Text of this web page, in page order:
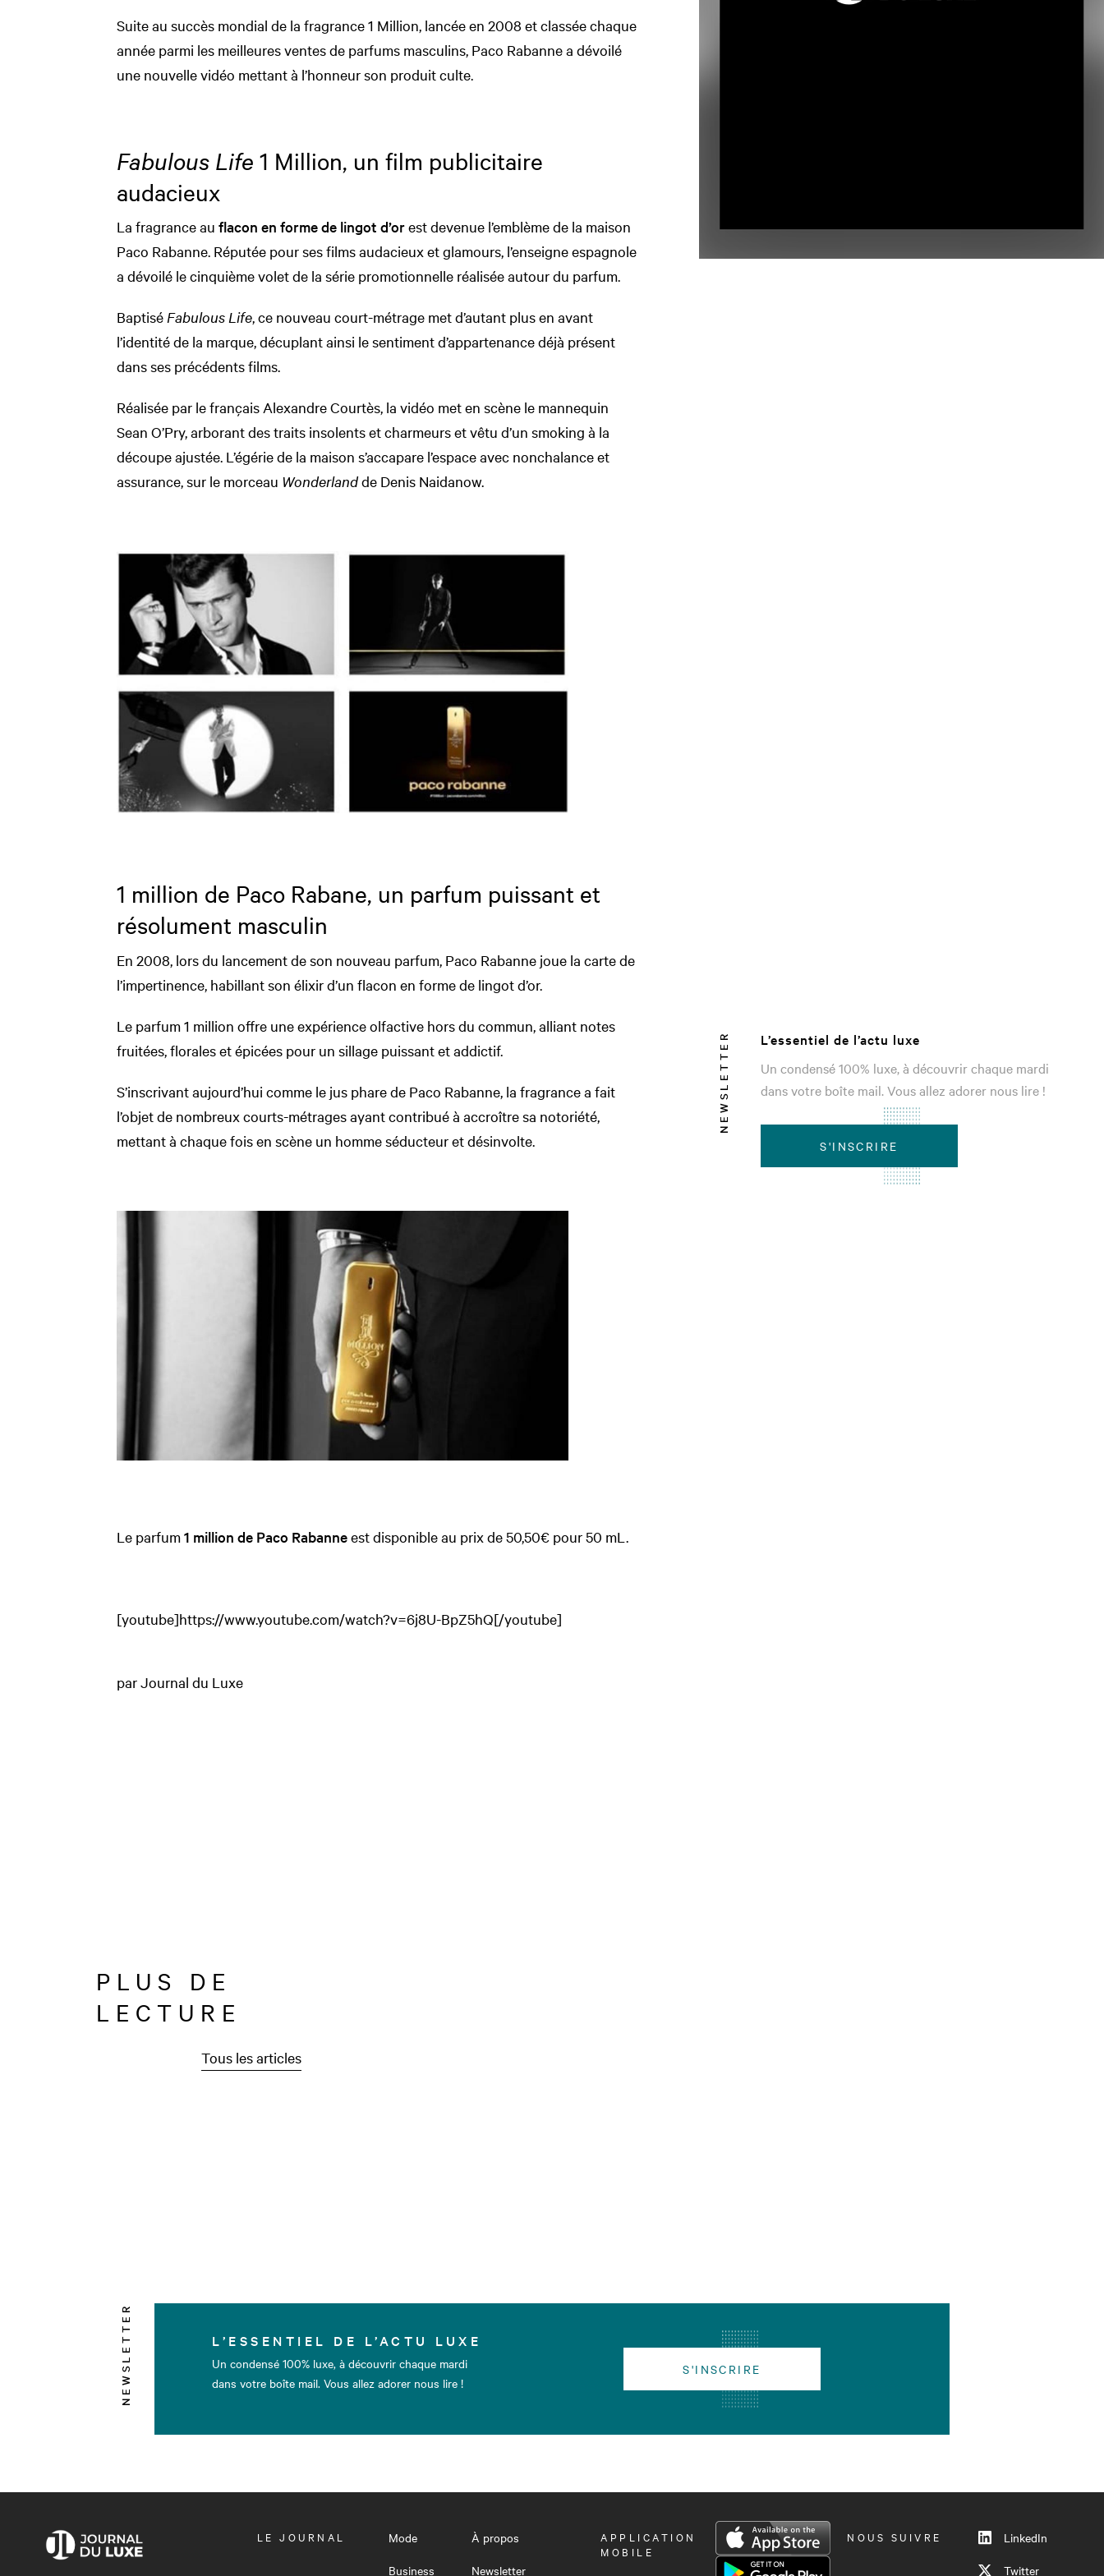
Suite au succès mondial de la fragrance 1 Million, lancée en 2008 et classée chaque
année parmi les meilleures ventes de parfums masculins, Paco Rabanne a dévoilé
une nouvelle vidéo mettant à l’honneur son produit culte.
Fabulous Life 1 Million, un film publicitaire
audacieux
La fragrance au flacon en forme de lingot d’orest devenue l’emblème de la maison
Paco Rabanne. Réputée pour ses films audacieux et glamours, l’enseigne espagnole
a dévoilé le cinquième volet de la série promotionnelle réalisée autour du parfum.
Baptisé Fabulous Life, ce nouveau court-métrage met d’autant plus en avant
l’identité de la marque, décuplant ainsi le sentiment d’appartenance déjà présent
dans ses précédents films.
Réalisée par le français Alexandre Courtès, la vidéo met en scène le mannequin
Sean O’Pry, arborant des traits insolents et charmeurs et vêtu d’un smoking à la
découpe ajustée. L’égérie de la maison s’accapare l’espace avec nonchalance et
assurance, sur le morceau Wonderlandde Denis Naidanow.
1 million de Paco Rabane, un parfum puissant et
résolument masculin
En 2008, lors du lancement de son nouveau parfum, Paco Rabanne joue la carte de
l’impertinence, habillant son élixir d’un flacon en forme de lingot d’or.
Le parfum 1 million offre une expérience olfactive hors du commun, alliant notes
fruitées, florales et épicées pour un sillage puissant et addictif.
S’inscrivant aujourd’hui comme le jus phare de Paco Rabanne, la fragrance a fait
l’objet de nombreux courts-métrages ayant contribué à accroître sa notoriété,
mettant à chaque fois en scène un homme séducteur et désinvolte.
Le parfum1 million de Paco Rabanneest disponible au prix de 50,50€ pour 50 mL.
[youtube]https://www.youtube.com/watch?v=6j8U-BpZ5hQ[/youtube]
par Journal du Luxe
NEWSLETTER
L’essentiel de l’actu luxe
Un condensé 100% luxe, à découvrir chaque mardi
dans votre boîte mail. Vous allez adorer nous lire !
S'INSCRIRE
PLUS DE
LECTURE
Tous les articles
NEWSLETTER L’ESSENTIEL DE L’ACTU LUXE
Un condensé 100% luxe, à découvrir chaque mardi
dans votre boîte mail. Vous allez adorer nous lire !
S'INSCRIRE
OUVRIR
LE JOURNAL
Mode
Business
À propos
Newsletter
OUVRIR
LE
APPLICATION
MOBILE
NOUS SUIVRE
LinkedIn
Twitter